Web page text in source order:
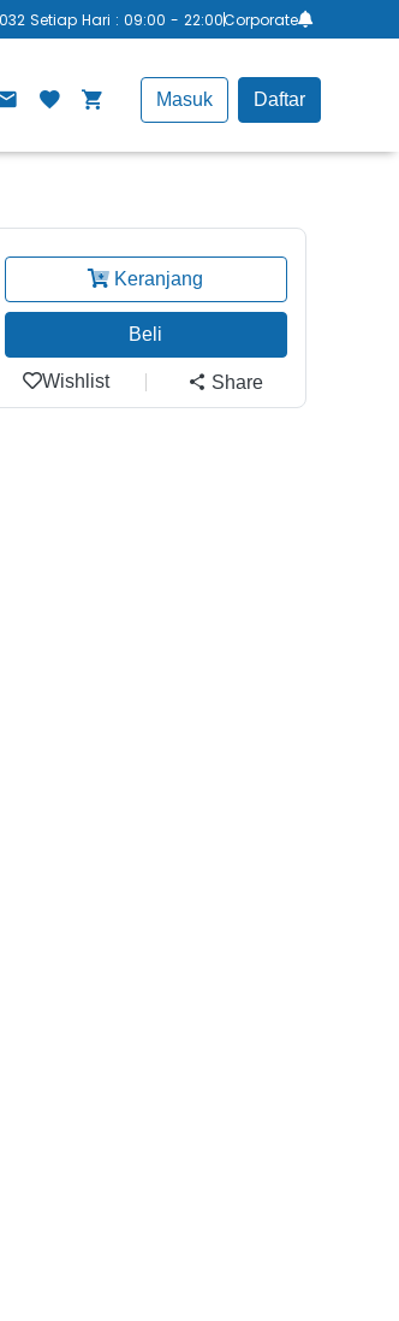
Setiap Hari : 09:00 - 22:00Corporate
Masuk Daftar
Keranjang
Beli
Wishlist Share